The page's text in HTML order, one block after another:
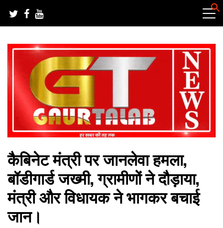
content
गौरतलब न्यूज
कैबिनेट मंत्री पर जानलेवा हमला,
बॉडीगार्ड जख्मी, ग्रामीणों ने दौड़ाया,
मंत्री और विधायक ने भागकर बचाई
जान।